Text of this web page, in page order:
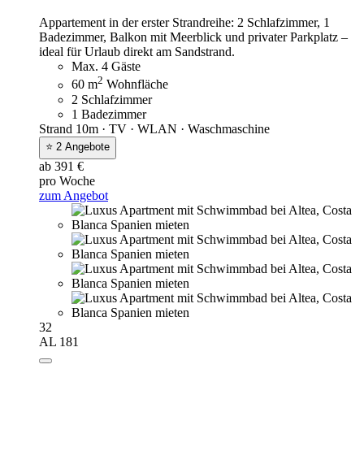
Appartement in der erster Strandreihe: 2 Schlafzimmer, 1
Badezimmer, Balkon mit Meerblick und privater Parkplatz –
ideal für Urlaub direkt am Sandstrand.
Max. 4 Gäste
60 m2 Wohnfläche
2 Schlafzimmer
1 Badezimmer
Strand 10m · TV · WLAN · Waschmaschine
⭐ 2 Angebote
ab 391 €
pro Woche
zum Angebot
32
AL 181